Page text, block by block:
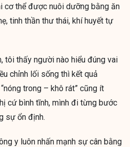
cơ thể được nuôi dưỡng bằng ăn
tinh thần thư thái, khí huyết tự
tôi thấy người nào hiểu đúng vai
chỉnh lối sống thì kết quả
trong – khô rát” cũng ít
cứ bình tĩnh, mình đi từng bước
sự ổn định.
y luôn nhấn mạnh sự cân bằng